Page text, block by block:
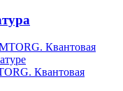
Квантовая